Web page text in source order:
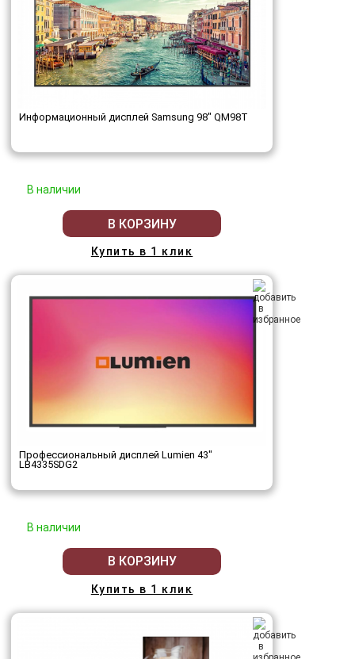
Информационный дисплей Samsung 98" QM98T
В наличии
В КОРЗИНУ
Купить в 1 клик
Профессиональный дисплей Lumien 43"
LB4335SDG2
В наличии
В КОРЗИНУ
Купить в 1 клик